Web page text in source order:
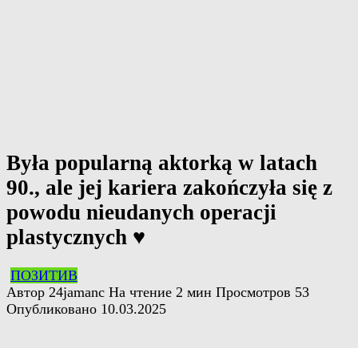
Była popularną aktorką w latach
90., ale jej kariera zakończyła się z
powodu nieudanych operacji
plastycznych ♥️
ПОЗИТИВ
Автор 24jamanc На чтение 2 мин Просмотров 53
Опубликовано 10.03.2025